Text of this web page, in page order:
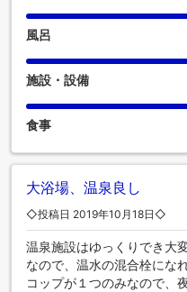
風呂
施設・設備
食事
大浴場、温泉良し
◇投稿日 2019年10月18日◇
温泉施設はゆっくりでき大
なので、温水の混合栓にな
コップが１つのみなので、